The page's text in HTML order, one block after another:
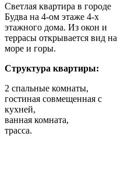
Светлая квартира в городе
Будва на 4-ом этаже 4-х
этажного дома. Из окон и
террасы открывается вид на
море и горы.
Структура квартиры:
2 спальные комнаты,
гостиная совмещенная с
кухней,
ванная комната,
трасса.